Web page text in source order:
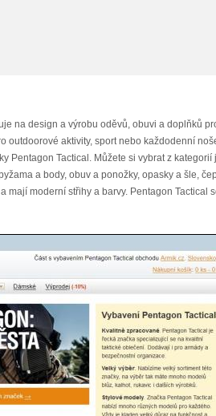
na design a výrobu oděvů, obuvi a doplňků
aktivity, sport nebo každodenní
Pentagon Tactical. Můžete si vybrat z kategorií
a body, obuv a ponožky, opasky a šle,
moderní střihy a barvy. Pentagon Tactical